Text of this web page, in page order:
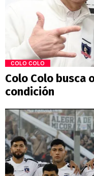
COLO COLO
Colo Colo busca
condición